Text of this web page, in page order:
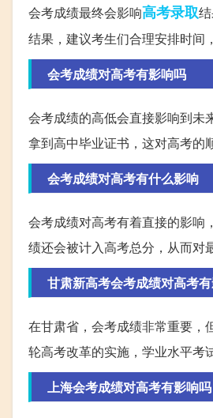
会考成绩最终会影响高考录取
结果，建议考生们合理安排时间
会考成绩对高考有影响吗
会考成绩的高低会直接影响到未
拿到高中毕业证书，这对高考的
会考成绩对高考有什么影响
会考成绩对高考有着直接的影响
绩还会被计入高考总分，从而对
甘肃新高考会考成绩对高考
在甘肃省，会考成绩非常重要，
轮高考改革的实施，学业水平考
上海会考成绩对高考有影响吗